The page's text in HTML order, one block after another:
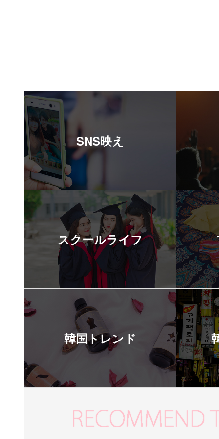
SNS映え
スクールライフ
韓国トレンド